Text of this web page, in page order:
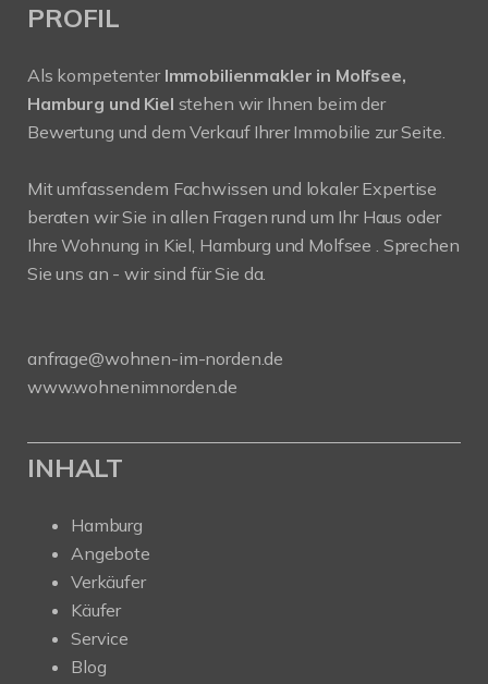
PROFIL
Als kompetenter Immobilienmakler in Molfsee,
Hamburg und Kiel stehen wir Ihnen beim der
Bewertung und dem Verkauf Ihrer Immobilie zur Seite.
Mit umfassendem Fachwissen und lokaler Expertise
beraten wir Sie in allen Fragen rund um Ihr Haus oder
Ihre Wohnung in Kiel, Hamburg und Molfsee . Sprechen
Sie uns an - wir sind für Sie da.
anfrage@wohnen-im-norden.de
www.wohnenimnorden.de
INHALT
Hamburg
Angebote
Verkäufer
Käufer
Service
Blog